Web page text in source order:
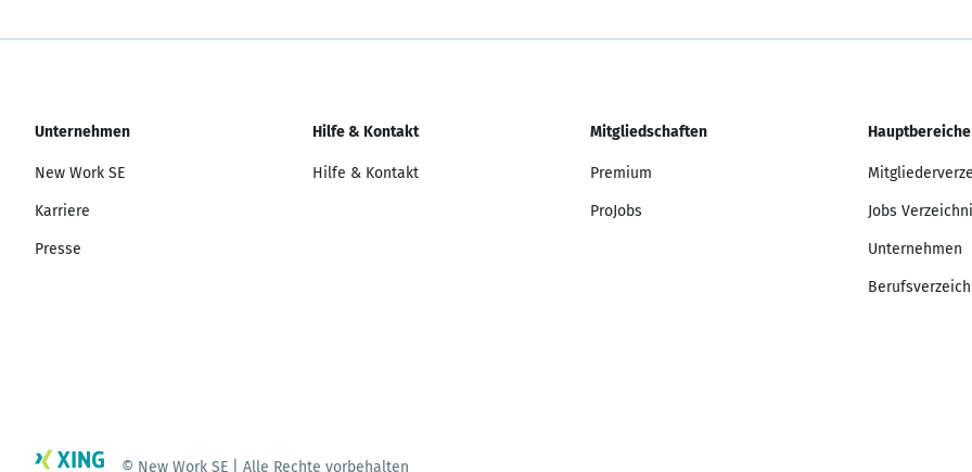
Unternehmen
New Work SE
Karriere
Presse
Hilfe & Kontakt
Hilfe & Kontakt
Mitgliedschaften
Premium
ProJobs
Hauptbereiche
Jobs
Unternehmen
© New Work SE | Alle Rechte vorbehalten